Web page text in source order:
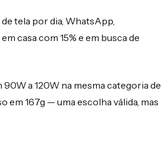
tela por dia, WhatsApp,
casa com 15% e em busca de
a 120W na mesma categoria de
167g — uma escolha válida, mas